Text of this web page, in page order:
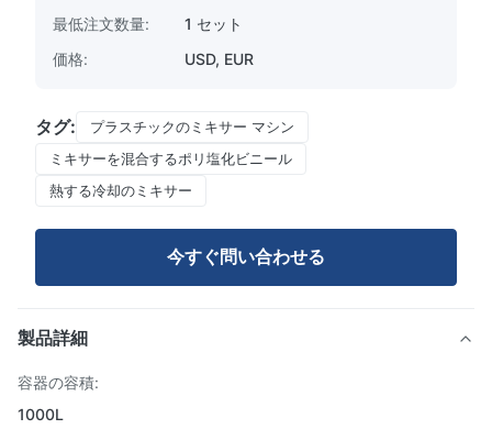
最低注文数量:
1 セット
価格:
USD, EUR
タグ:
プラスチックのミキサー マシン
ミキサーを混合するポリ塩化ビニール
熱する冷却のミキサー
今すぐ問い合わせる
製品詳細
容器の容積:
1000L